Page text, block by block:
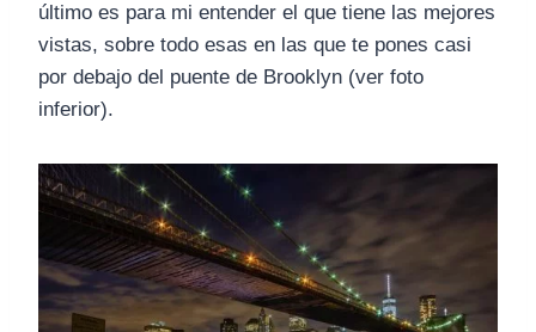
último es para mi entender el que tiene las mejores
vistas, sobre todo esas en las que te pones casi
por debajo del puente de Brooklyn (ver foto
inferior).